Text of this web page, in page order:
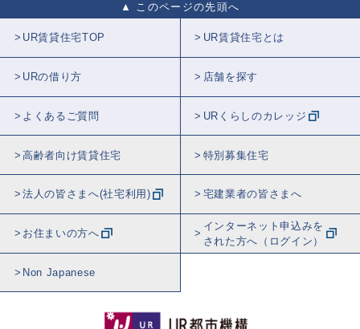
このページの先頭へ
UR賃貸住宅TOP UR賃貸住宅とは
URの借り方 店舗を探す
よくあるご質問 URくらしのカレッジ
高齢者向け賃貸住宅 特別募集住宅
法人の皆さまへ(社宅利用) 宅建業者の皆さまへ
お住まいの方へ
インターネット申込みを
された方へ（ログイン）
Non Japanese